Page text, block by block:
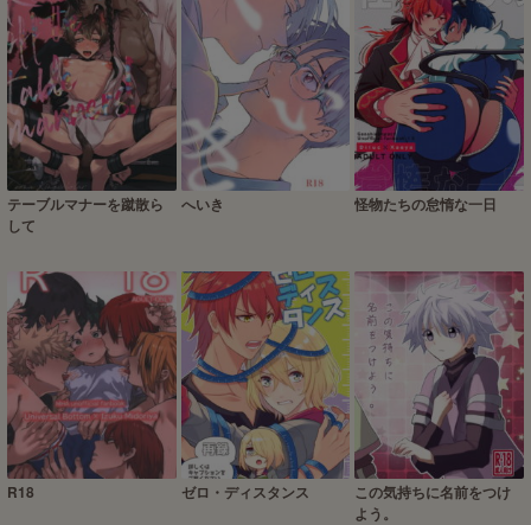
テーブルマナーを蹴散ら
して
へいき 怪物たちの怠惰な一日
R18 ゼロ・ディスタンス
この気持ちに名前をつけ
よう。